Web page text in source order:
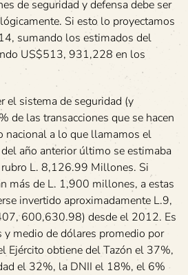
de seguridad y defensa debe ser
Si esto lo proyectamos
sumando los estimados del
US$513, 931,228 en los
el sistema de seguridad (y
de las transacciones que se hacen
nacional a lo que llamamos el
del año anterior último se estimaba
rubro L. 8,126.99 Millones. Si
más de L. 1,900 millones, a estas
invertido aproximadamente L.9,
600,630.98) desde el 2012. Es
medio de dólares promedio por
Ejército obtiene del Tazón el 37%,
el 32%, la DNII el 18%, el 6%